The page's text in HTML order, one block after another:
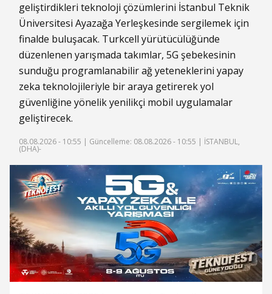
geliştirdikleri teknoloji çözümlerini İstanbul Teknik
Üniversitesi Ayazağa Yerleşkesinde sergilemek için
finalde buluşacak. Turkcell yürütücülüğünde
düzenlenen yarışmada takımlar, 5G şebekesinin
sunduğu programlanabilir ağ yeteneklerini yapay
zeka teknolojileriyle bir araya getirerek yol
güvenliğine yönelik yenilikçi mobil uygulamalar
geliştirecek.
08.08.2026 - 10:55 | Güncelleme: 08.08.2026 - 10:55 | İSTANBUL,
(DHA)-